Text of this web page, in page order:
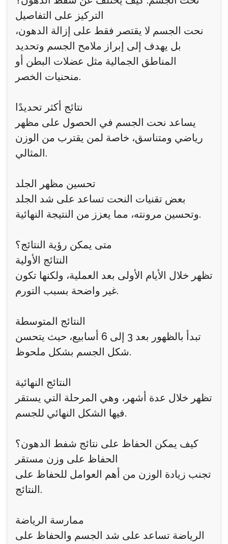
التركيز على التفاصيل
نحت الجسم لا يقتصر فقط على إزالة الدهون،
بل يهدف إلى إبراز ملامح الجسم وتحديد
المناطق الجمالية مثل عضلات البطن أو
منحنيات الخصر.
نتائج أكثر تحديدًا
يساعد نحت الجسم في الحصول على مظهر
رياضي ومتناسق، خاصة لمن يقترب من الوزن
المثالي.
تحسين مظهر الجلد
بعض تقنيات النحت تساعد على شد الجلد
وتحسين مرونته، مما يعزز من النتيجة النهائية.
متى يمكن رؤية النتائج؟
النتائج الأولية
تظهر خلال الأيام الأولى بعد العملية، ولكنها تكون
غير واضحة بسبب التورم.
النتائج المتوسطة
تبدأ بالظهور بعد 3 إلى 6 أسابيع، حيث يتحسن
شكل الجسم بشكل ملحوظ.
النتائج النهائية
تظهر خلال عدة أشهر، وهي المرحلة التي يستقر
فيها الشكل النهائي للجسم.
كيف يمكن الحفاظ على نتائج شفط الدهون؟
الحفاظ على وزن مستقر
تجنب زيادة الوزن من أهم العوامل للحفاظ على
النتائج.
ممارسة الرياضة
الرياضة تساعد على شد الجسم والحفاظ على